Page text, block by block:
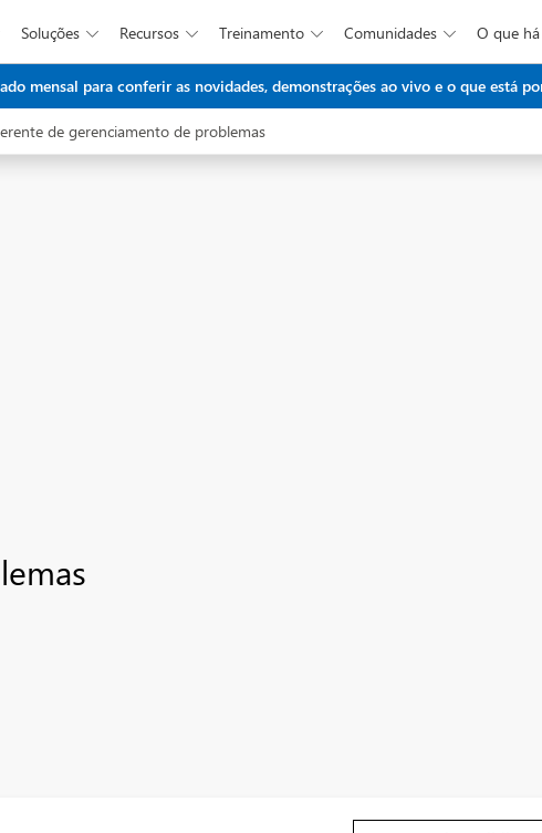
Ir para o conteúdo principal
Soluções  Recursos  Treinamento  Comunidades  O que
mensal para conferir as novidades, demonstrações ao vivo e o que está
de gerenciamento de problemas